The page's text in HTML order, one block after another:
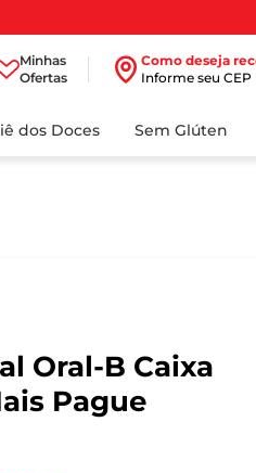
Minhas
Ofertas
Como deseja
Informe seu CEP
dos Doces Sem Glúten
Oral-B Caixa
Pague